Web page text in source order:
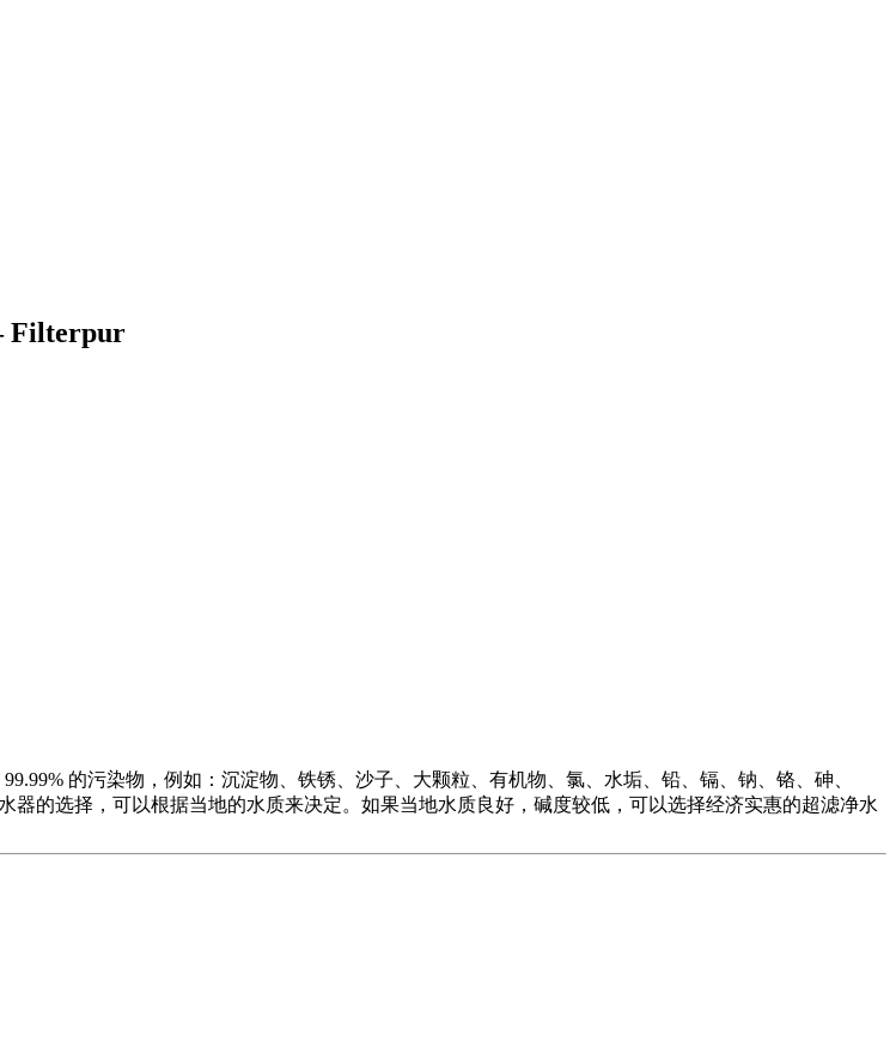
Filterpur
的污染物，例如：沉淀物、铁锈、沙子、大颗粒、有机物、氯、水垢、铅、镉、钠、铬、砷、
器的选择，可以根据当地的水质来决定。如果当地水质良好，碱度较低，可以选择经济实惠的超滤净水